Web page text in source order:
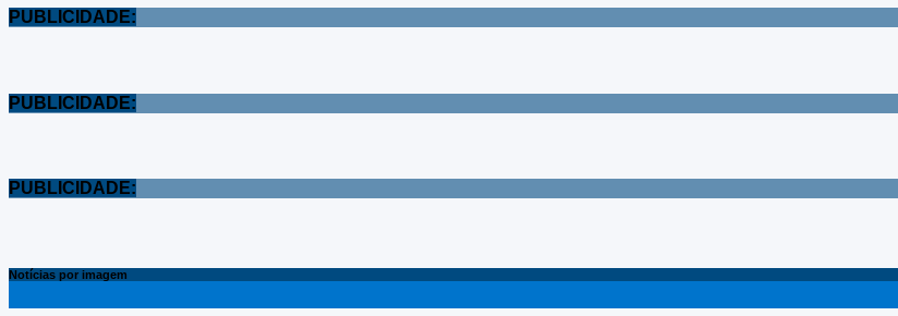
PUBLICIDADE:
PUBLICIDADE:
PUBLICIDADE:
Notícias por imagem